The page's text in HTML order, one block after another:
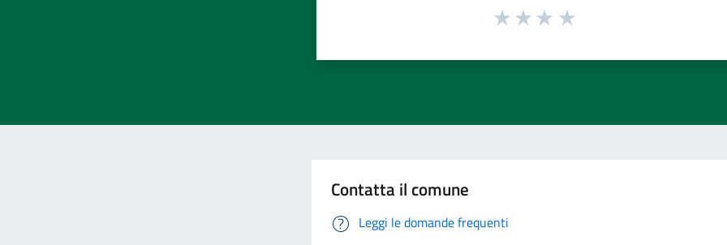
Contatta il comune
Leggi le domande frequenti